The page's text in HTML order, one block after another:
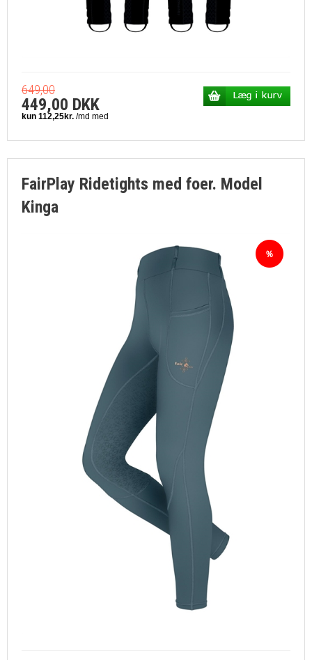
649,00
449,00 DKK
FairPlay Ridetights med foer. Model
Kinga